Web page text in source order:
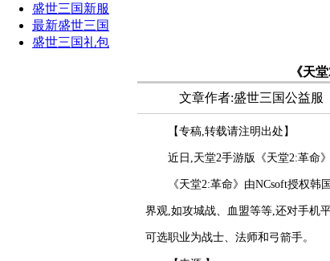
盛世三国新服
最新盛世三国
盛世三国礼包
《天
文章作者:盛世三国公益服
【专稿,转载请注明出处】
近日,天堂2手游版《天堂2:革命
《天堂2:革命》由NCsoft授权韩
界观,如攻城战、血盟等等,还对手机
可选职业为战士、法师和弓箭手。